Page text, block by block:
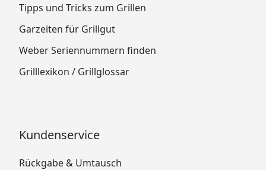
Tipps und Tricks zum Grillen
Garzeiten für Grillgut
Weber Seriennummern finden
Grilllexikon / Grillglossar
Kundenservice
Rückgabe & Umtausch